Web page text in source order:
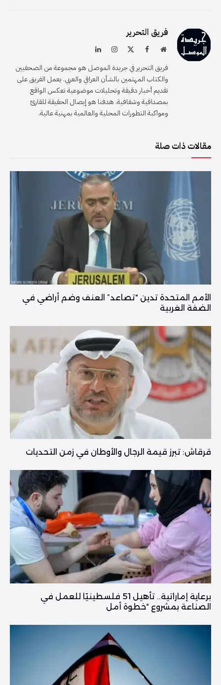
فريق التحرير
موقعفيسبوك الانستغرام
لينكدإن
فريق التحرير في جريدة الموصل هو مجموعة من الصحفيين
والكتاب المهتمين بالشأن العراقي والعربي. يعمل الفريق على
تقديم أخبار دقيقة وتحليلات موضوعية تعكس الواقع
بمصداقية وشفافية. هدفنا هو إيصال الحقيقة للقارئ
ومواكبة التطورات المحلية والعالمية بمهنية عالية.
مقالات ذات صلة
الأمم المتحدة تدين “تصاعد” العنف وضم أراضي في
الضفة الغربية
قرقاش: تبرز قيمة الرجال والأوطان في زمن التحديات
برعاية إماراتية.. تأهيل 51 فلسطينيًا للعمل في
الصناعة بمشروع “خطوة أمل